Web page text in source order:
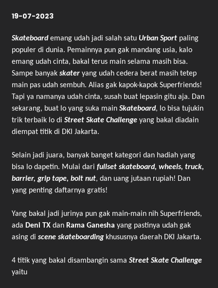
19-07-2023
Skateboardemang udah jadi salah satu Urban Sport paling
populer di dunia. Pemainnya pun gak mandang usia, kalo
emang udah cinta, bakal terus main selama masih bisa.
Sampe banyak skater yang udah cedera berat masih tetep
main pas udah sembuh. Alias gak kapok-kapok Superfriends!
Tapi ya namanya udah cinta, susah buat lepasin gitu aja. Dan
sekarang, buat lo yang suka main Skateboard, lo bisa tujukin
trik terbaik lo di Street Skate Challenge yang bakal diadain
diempat titik di DKI Jakarta.
Selain jadi juara, banyak banget kategori dan hadiah yang
bisa lo dapetin. Mulai dari fullset skateboard, wheels, truck,
barrier, grip tape, bolt nut, dan uang jutaan rupiah! Dan
yang penting daftarnya gratis!
Yang bakal jadi jurinya pun gak main-main nih Superfriends,
ada Deni TX dan Rama Ganesha yang pastinya udah gak
asing di scene skateboardingkhususnya daerah DKI Jakarta.
4 titik yang bakal disambangin sama Street Skate Challenge
yaitu